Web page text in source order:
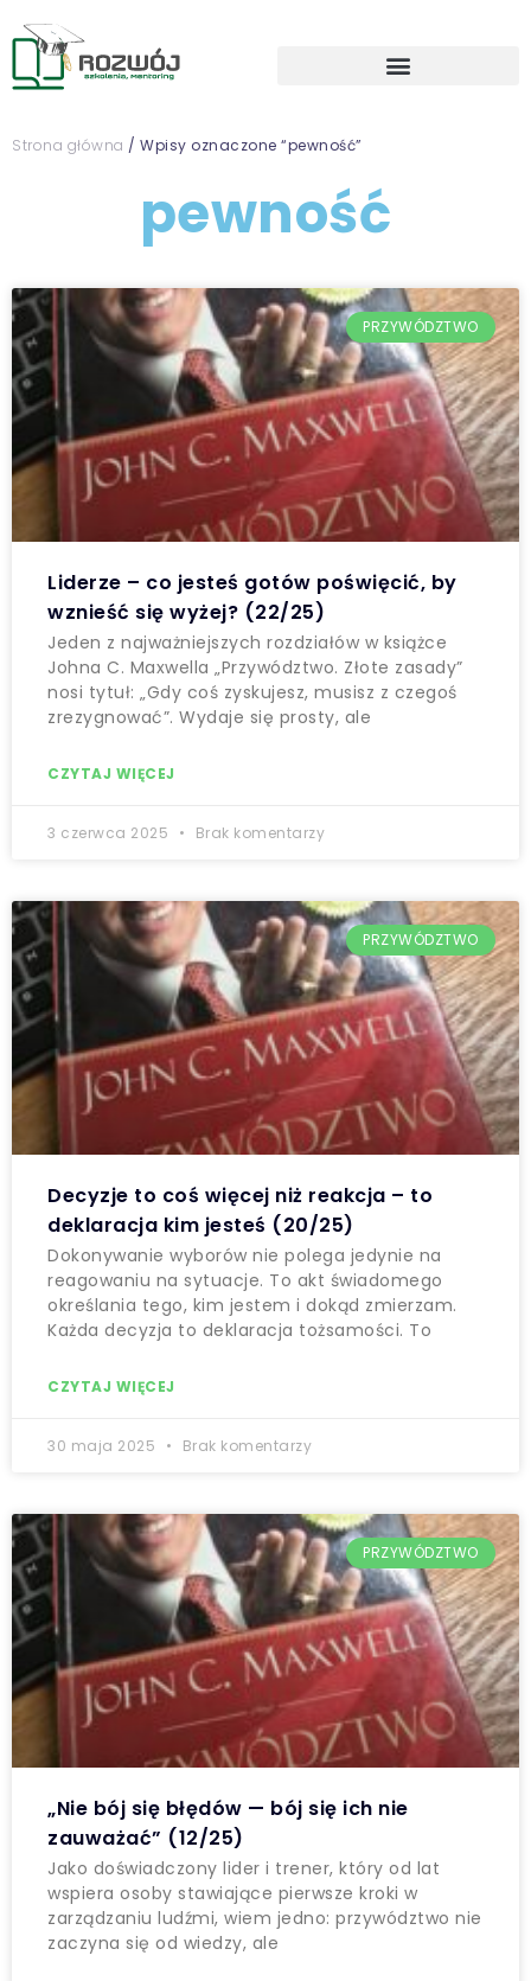
Strona główna / Wpisy oznaczone “pewność”
pewność
PRZYWÓDZTWO
Liderze – co jesteś gotów poświęcić, by
wznieść się wyżej? (22/25)
Jeden z najważniejszych rozdziałów w książce
Johna C. Maxwella „Przywództwo. Złote zasady”
nosi tytuł: „Gdy coś zyskujesz, musisz z czegoś
zrezygnować”. Wydaje się prosty, ale
CZYTAJ WIĘCEJ
3 czerwca 2025 Brak komentarzy
PRZYWÓDZTWO
Decyzje to coś więcej niż reakcja – to
deklaracja kim jesteś (20/25)
Dokonywanie wyborów nie polega jedynie na
reagowaniu na sytuacje. To akt świadomego
określania tego, kim jestem i dokąd zmierzam.
Każda decyzja to deklaracja tożsamości. To
CZYTAJ WIĘCEJ
30 maja 2025 Brak komentarzy
PRZYWÓDZTWO
„Nie bój się błędów — bój się ich nie
zauważać” (12/25)
Jako doświadczony lider i trener, który od lat
wspiera osoby stawiające pierwsze kroki w
zarządzaniu ludźmi, wiem jedno: przywództwo nie
zaczyna się od wiedzy, ale